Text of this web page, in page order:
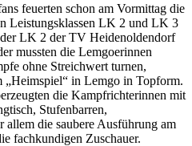
feuerten schon am Vormittag die
Leistungsklassen LK 2 und LK 3
LK 2 der TV Heidenoldendorf
mussten die Lemgoerinnen
ohne Streichwert turnen,
„Heimspiel“ in Lemgo in Topform.
die Kampfrichterinnen mit
Stufenbarren,
allem die saubere Ausführung am
fachkundigen Zuschauer.